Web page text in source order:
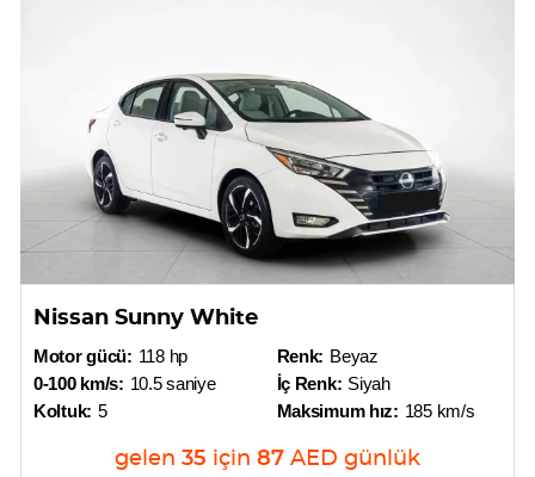
Nissan Sunny White
Motor gücü: 118 hp
0-100 km/s: 10.5 saniye
Koltuk: 5
Renk: Beyaz
İç Renk: Siyah
Maksimum hız: 185 km/s
gelen 35 için 87 AED günlük